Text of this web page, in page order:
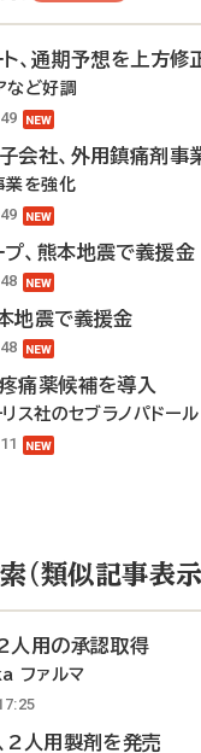
ト、通期予想を上方修
など好調
会社、外用鎮痛剤事
業を強化
、熊本地震で義援金
地震で義援金
痛薬候補を導入
リス社のセブラノパドール
（類似記事表示
人用の承認取得
ファルマ
2人用製剤を発売